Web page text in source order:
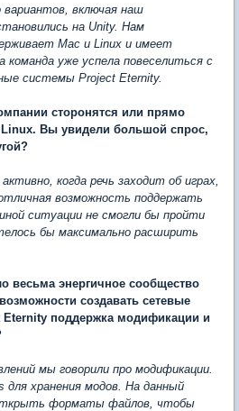
включая наш
на Unity. Нам
Mac и Linux и имеет
уже успела повеселиться с
системы Project Eternity.
сторонятся или прямо
Вы увидели большой спрос,
когда речь заходит об играх,
возможность поддержать
ситуации не смогли бы пройти
бы максимально расширить
весьма энергичное сообщество
создавать сетевые
поддержка модификации и
мы говорили про модификации.
хранения модов. На данный
форматы файлов, чтобы